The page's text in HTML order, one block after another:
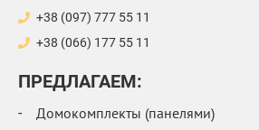
+38 (097) 777 55 11
+38 (066) 177 55 11
ПРЕДЛАГАЕМ:
Домокомплекты (панелями)